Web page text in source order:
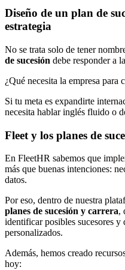
Diseño de un plan de
estrategia
No se trata solo de tener
de sucesión debe responder a
¿Qué necesita la empresa para
Si tu meta es expandirte
necesita hablar inglés fluido o
Fleet y los planes de
En FleetHR sabemos que
más que buenas intenciones:
datos.
Por eso, dentro de nuestra
planes de sucesión y carrera,
identificar posibles sucesores y
personalizados.
Además, hemos creado
hoy: